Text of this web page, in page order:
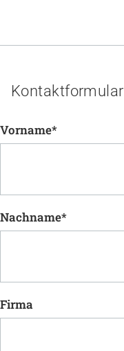
Kontaktformular
Vorname*
Nachname*
Firma